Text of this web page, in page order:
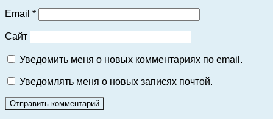
Email *
Сайт
Уведомить меня о новых комментариях по email.
Уведомлять меня о новых записях почтой.